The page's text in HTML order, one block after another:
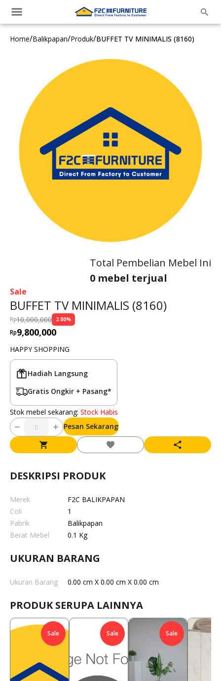
Home/Balikpapan/Produk/BUFFET TV MINIMALIS (8160)
Total Pembelian Mebel Ini
0 mebel terjual
Sale
BUFFET TV MINIMALIS (8160)
Rp10,000,000 2.00%
Rp9,800,000
HAPPY SHOPPING
Hadiah Langsung
Gratis Ongkir + Pasang*
Stok mebel sekarang: Stock Habis
Pesan Sekarang
DESKRIPSI PRODUK
Merek
F2C BALIKPAPAN
Coli
1
Pabrik
Balikpapan
Berat Mebel
0.1 Kg
UKURAN BARANG
Ukuran Barang 0.00 cm X 0.00 cm X 0.00 cm
PRODUK SERUPA LAINNYA
Sale Sale Sale